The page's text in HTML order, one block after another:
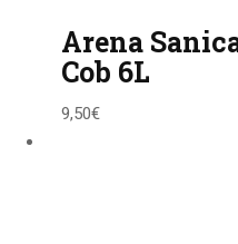
Arena
Cob 6L
9,50€